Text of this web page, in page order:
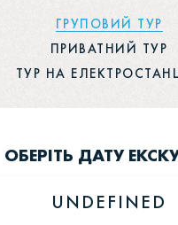
ГРУПОВИЙ ТУР
ПРИВАТНИЙ ТУР
ТУР НА
ОБЕРІТЬ ДАТУ
UNDEFINED